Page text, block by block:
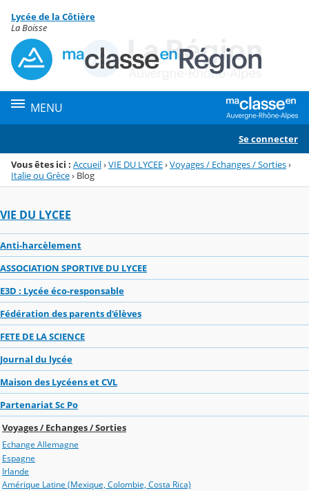
Menu de la rubrique
Contenu
Lycée de la Côtière
La Boisse
MENU
Se connecter
Vous êtes ici : Accueil›VIE DU LYCEE›Voyages / Echanges / Sorties›
Italie ou Grèce› Blog
VIE DU LYCEE
Anti-harcèlement
ASSOCIATION SPORTIVE DU LYCEE
E3D : Lycée éco-responsable
Fédération des parents d'élèves
FETE DE LA SCIENCE
Journal du lycée
Maison des Lycéens et CVL
Partenariat Sc Po
Voyages / Echanges / Sorties
Echange Allemagne
Espagne
Irlande
Amérique Latine (Mexique, Colombie, Costa Rica)